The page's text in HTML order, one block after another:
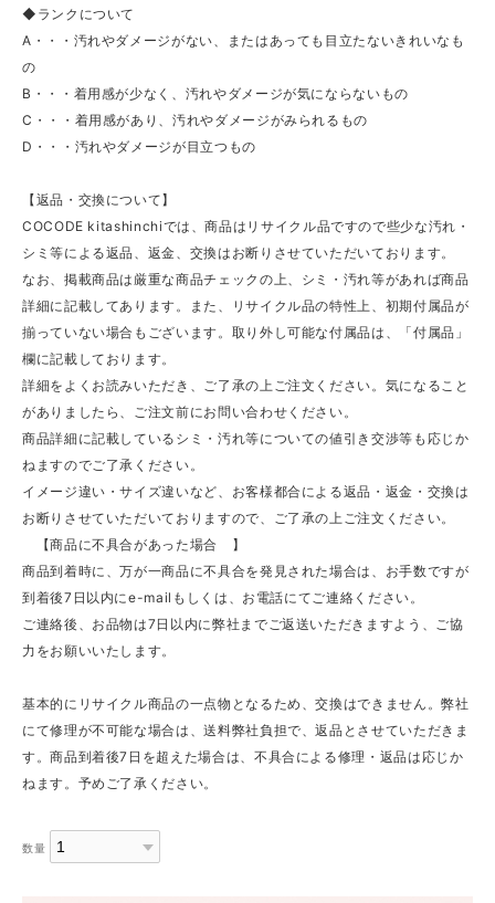
◆ランクについて
A・・・汚れやダメージがない、またはあっても目立たないきれいなも
の
B・・・着用感が少なく、汚れやダメージが気にならないもの
C・・・着用感があり、汚れやダメージがみられるもの
D・・・汚れやダメージが目立つもの
【返品・交換について】
COCODE kitashinchiでは、商品はリサイクル品ですので些少な汚れ・
シミ等による返品、返金、交換はお断りさせていただいております。
なお、掲載商品は厳重な商品チェックの上、シミ・汚れ等があれば商品
詳細に記載してあります。また、リサイクル品の特性上、初期付属品が
揃っていない場合もございます。取り外し可能な付属品は、「付属品」
欄に記載しております。
詳細をよくお読みいただき、ご了承の上ご注文ください。気になること
がありましたら、ご注文前にお問い合わせください。
商品詳細に記載しているシミ・汚れ等についての値引き交渉等も応じか
ねますのでご了承ください。
イメージ違い・サイズ違いなど、お客様都合による返品・返金・交換は
お断りさせていただいておりますので、ご了承の上ご注文ください。
【商品に不具合があった場合 】
商品到着時に、万が一商品に不具合を発見された場合は、お手数ですが
到着後7日以内にe-mailもしくは、お電話にてご連絡ください。
ご連絡後、お品物は7日以内に弊社までご返送いただきますよう、ご協
力をお願いいたします。
基本的にリサイクル商品の一点物となるため、交換はできません。弊社
にて修理が不可能な場合は、送料弊社負担で、返品とさせていただきま
す。商品到着後7日を超えた場合は、不具合による修理・返品は応じか
ねます。予めご了承ください。
数量